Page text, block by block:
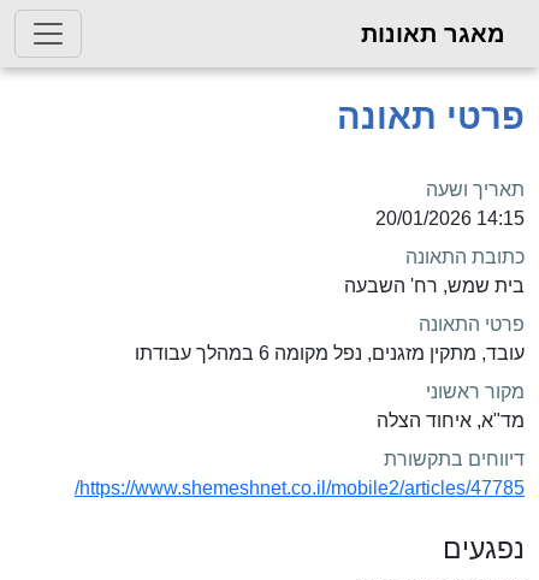
מאגר תאונות
פרטי תאונה
תאריך ושעה
14:15 20/01/2026
כתובת התאונה
בית שמש, רח' השבעה
פרטי התאונה
עובד, מתקין מזגנים, נפל מקומה 6 במהלך עבודתו
מקור ראשוני
מד"א, איחוד הצלה
דיווחים בתקשורת
https://www.shemeshnet.co.il/mobile2/articles/47785/
נפגעים